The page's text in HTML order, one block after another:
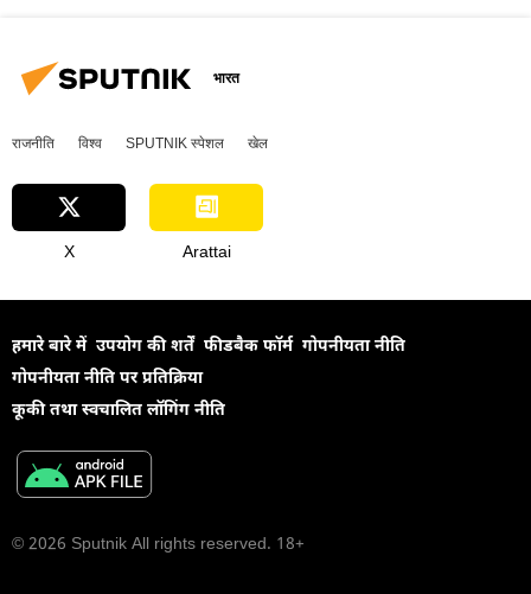
भारत
राजनीति विश्व SPUTNIK स्पेशल खेल
X Arattai
हमारे बारे में उपयोग की शर्तें फीडबैक फॉर्म गोपनीयता नीति
गोपनीयता नीति पर प्रतिक्रिया
कूकी तथा स्वचालित लॉगिंग नीति
© 2026 Sputnik All rights reserved. 18+